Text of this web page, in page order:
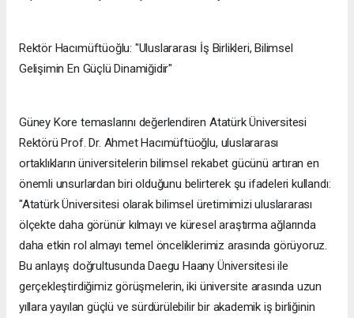
Rektör Hacımüftüoğlu: "Uluslararası İş Birlikleri, Bilimsel
Gelişimin En Güçlü Dinamiğidir"
Güney Kore temaslarını değerlendiren Atatürk Üniversitesi
Rektörü Prof. Dr. Ahmet Hacımüftüoğlu, uluslararası
ortaklıkların üniversitelerin bilimsel rekabet gücünü artıran en
önemli unsurlardan biri olduğunu belirterek şu ifadeleri kullandı:
"Atatürk Üniversitesi olarak bilimsel üretimimizi uluslararası
ölçekte daha görünür kılmayı ve küresel araştırma ağlarında
daha etkin rol almayı temel önceliklerimiz arasında görüyoruz.
Bu anlayış doğrultusunda Daegu Haany Üniversitesi ile
gerçekleştirdiğimiz görüşmelerin, iki üniversite arasında uzun
yıllara yayılan güçlü ve sürdürülebilir bir akademik iş birliğinin